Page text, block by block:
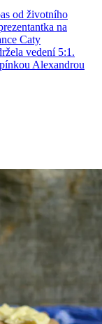
od životního
na
Caty
vedení 5:1.
Alexandrou